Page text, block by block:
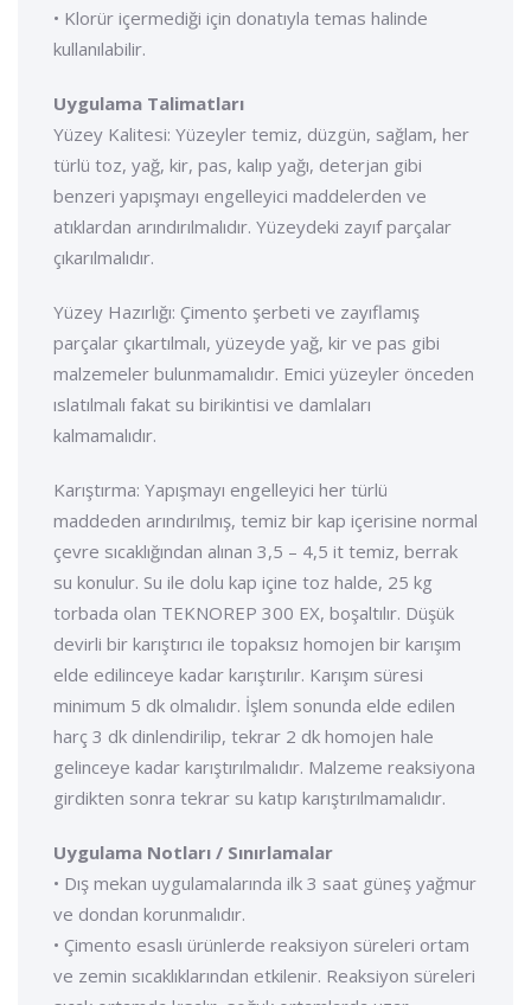
• Klorür içermediği için donatıyla temas halinde
kullanılabilir.
Uygulama Talimatları
Yüzey Kalitesi: Yüzeyler temiz, düzgün, sağlam, her
türlü toz, yağ, kir, pas, kalıp yağı, deterjan gibi
benzeri yapışmayı engelleyici maddelerden ve
atıklardan arındırılmalıdır. Yüzeydeki zayıf parçalar
çıkarılmalıdır.
Yüzey Hazırlığı: Çimento şerbeti ve zayıflamış
parçalar çıkartılmalı, yüzeyde yağ, kir ve pas gibi
malzemeler bulunmamalıdır. Emici yüzeyler önceden
ıslatılmalı fakat su birikintisi ve damlaları
kalmamalıdır.
Karıştırma: Yapışmayı engelleyici her türlü
maddeden arındırılmış, temiz bir kap içerisine normal
çevre sıcaklığından alınan 3,5 – 4,5 it temiz, berrak
su konulur. Su ile dolu kap içine toz halde, 25 kg
torbada olan TEKNOREP 300 EX, boşaltılır. Düşük
devirli bir karıştırıcı ile topaksız homojen bir karışım
elde edilinceye kadar karıştırılır. Karışım süresi
minimum 5 dk olmalıdır. İşlem sonunda elde edilen
harç 3 dk dinlendirilip, tekrar 2 dk homojen hale
gelinceye kadar karıştırılmalıdır. Malzeme reaksiyona
girdikten sonra tekrar su katıp karıştırılmamalıdır.
Uygulama Notları / Sınırlamalar
• Dış mekan uygulamalarında ilk 3 saat güneş yağmur
ve dondan korunmalıdır.
• Çimento esaslı ürünlerde reaksiyon süreleri ortam
ve zemin sıcaklıklarından etkilenir. Reaksiyon süreleri